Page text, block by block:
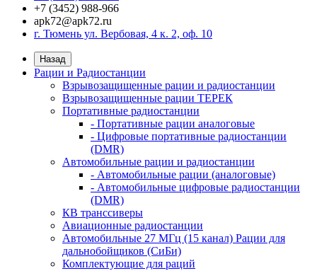
+7 (3452) 988-966
apk72@apk72.ru
г. Тюмень ул. Вербовая, 4 к. 2, оф. 10
Назад
Рации и Радиостанции
Взрывозащищенные рации и радиостанции
Взрывозащищенные рации ТЕРЕК
Портативные радиостанции
- Портативные рации аналоговые
- Цифровые портативные радиостанции
(DMR)
Автомобильные рации и радиостанции
- Автомобильные рации (аналоговые)
- Автомобильные цифровые радиостанции
(DMR)
КВ транссиверы
Авиационные радиостанции
Автомобильные 27 МГц (15 канал) Рации для
дальнобойщиков (СиБи)
Комплектующие для раций